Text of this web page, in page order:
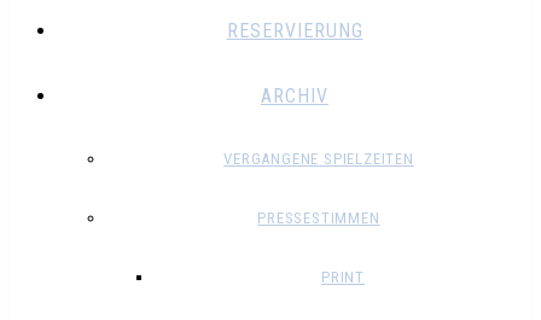
RESERVIERUNG
ARCHIV
VERGANGENE SPIELZEITEN
PRESSESTIMMEN
PRINT